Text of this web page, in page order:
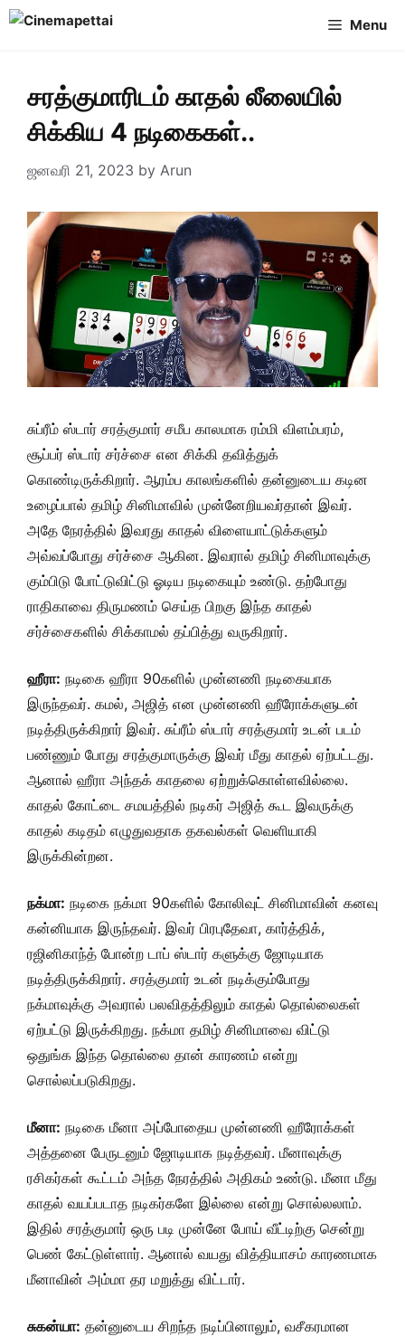
Skip
Menu
சரத்குமாரிடம் காதல் லீலையில்
சிக்கிய 4 நடிகைகள்..
ஜனவரி 21, 2023 by Arun
சுப்ரீம் ஸ்டார் சரத்குமார் சமீப காலமாக ரம்மி விளம்பரம்,
சூப்பர் ஸ்டார் சர்ச்சை என சிக்கி தவித்துக்
கொண்டிருக்கிறார். ஆரம்ப காலங்களில் தன்னுடைய கடின
உழைப்பால் தமிழ் சினிமாவில் முன்னேறியவர்தான் இவர்.
அதே நேரத்தில் இவரது காதல் விளையாட்டுக்களும்
அவ்வப்போது சர்ச்சை ஆகின. இவரால் தமிழ் சினிமாவுக்கு
கும்பிடு போட்டுவிட்டு ஓடிய நடிகையும் உண்டு. தற்போது
ராதிகாவை திருமணம் செய்த பிறகு இந்த காதல்
சர்ச்சைகளில் சிக்காமல் தப்பித்து வருகிறார்.
ஹீரா: நடிகை ஹீரா 90களில் முன்னணி நடிகையாக
இருந்தவர். கமல், அஜித் என முன்னணி ஹீரோக்களுடன்
நடித்திருக்கிறார் இவர். சுப்ரீம் ஸ்டார் சரத்குமார் உடன் படம்
பண்ணும் போது சரத்குமாருக்கு இவர் மீது காதல் ஏற்பட்டது.
ஆனால் ஹீரா அந்தக் காதலை ஏற்றுக்கொள்ளவில்லை.
காதல் கோட்டை சமயத்தில் நடிகர் அஜித் கூட இவருக்கு
காதல் கடிதம் எழுதுவதாக தகவல்கள் வெளியாகி
இருக்கின்றன.
நக்மா: நடிகை நக்மா 90களில் கோலிவுட் சினிமாவின் கனவு
கன்னியாக இருந்தவர். இவர் பிரபுதேவா, கார்த்திக்,
ரஜினிகாந்த் போன்ற டாப் ஸ்டார் களுக்கு ஜோடியாக
நடித்திருக்கிறார். சரத்குமார் உடன் நடிக்கும்போது
நக்மாவுக்கு அவரால் பலவிதத்திலும் காதல் தொல்லைகள்
ஏற்பட்டு இருக்கிறது. நக்மா தமிழ் சினிமாவை விட்டு
ஒதுங்க இந்த தொல்லை தான் காரணம் என்று
சொல்லப்படுகிறது.
மீனா: நடிகை மீனா அப்போதைய முன்னணி ஹீரோக்கள்
அத்தனை பேருடனும் ஜோடியாக நடித்தவர். மீனாவுக்கு
ரசிகர்கள் கூட்டம் அந்த நேரத்தில் அதிகம் உண்டு. மீனா மீது
காதல் வயப்படாத நடிகர்களே இல்லை என்று சொல்லலாம்.
இதில் சரத்குமார் ஒரு படி முன்னே போய் வீட்டிற்கு சென்று
பெண் கேட்டுள்ளார். ஆனால் வயது வித்தியாசம் காரணமாக
மீனாவின் அம்மா தர மறுத்து விட்டார்.
சுகன்யா: தன்னுடைய சிறந்த நடிப்பினாலும், வசீகரமான